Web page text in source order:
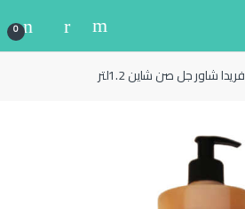
0
فريدا شاور جل صن شاين 1.2لتر